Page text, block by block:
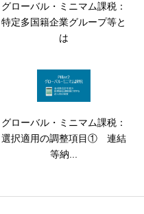
グローバル・ミニマム課税：
特定多国籍企業グループ等と
は
グローバル・ミニマム課税：
選択適用の調整項目① 連結
等納...